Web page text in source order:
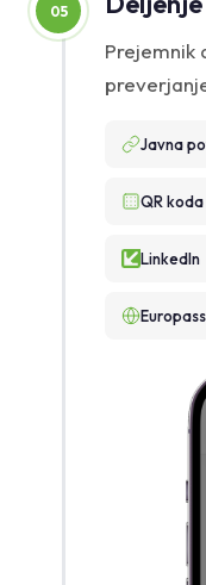
Prejemnik
Javna
QR koda
LinkedIn
Europass
05